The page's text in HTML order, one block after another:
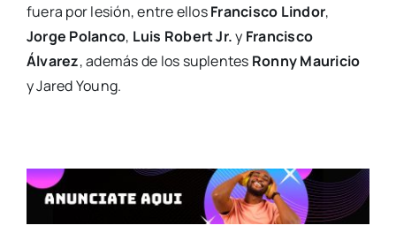
fuera por lesión, entre ellosFrancisco Lindor,
Jorge Polanco, Luis Robert Jr.y Francisco
Álvarez, además de los suplentes Ronny Mauricio
y Jared Young.